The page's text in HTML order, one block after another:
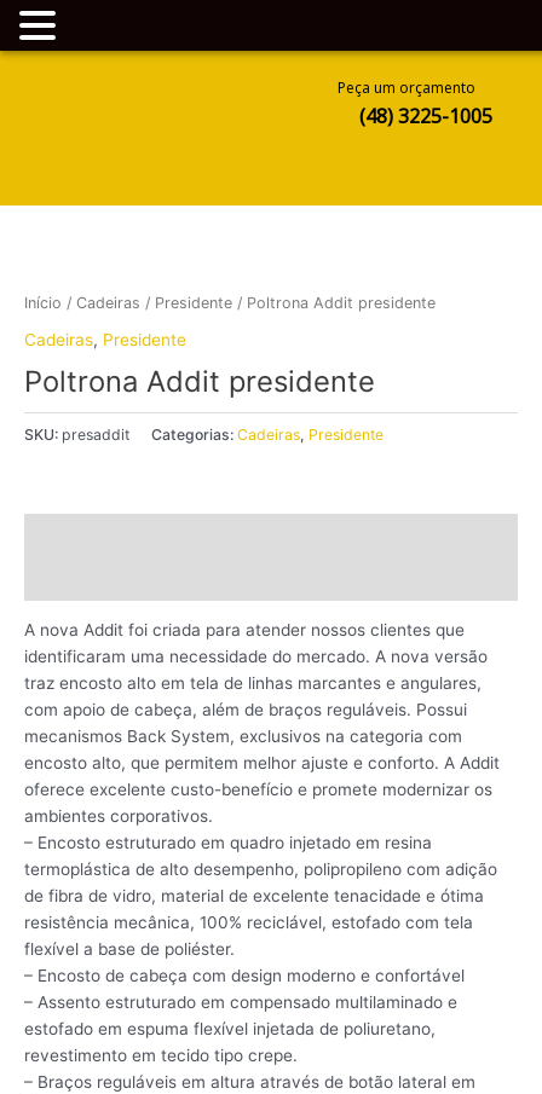
Peça um orçamento
(48) 3225-1005
Início / Cadeiras / Presidente / Poltrona Addit presidente
Cadeiras, Presidente
Poltrona Addit presidente
SKU: presaddit Categorias: Cadeiras, Presidente
A nova Addit foi criada para atender nossos clientes que
identificaram uma necessidade do mercado. A nova versão
traz encosto alto em tela de linhas marcantes e angulares,
com apoio de cabeça, além de braços reguláveis. Possui
mecanismos Back System, exclusivos na categoria com
encosto alto, que permitem melhor ajuste e conforto. A Addit
oferece excelente custo-benefício e promete modernizar os
ambientes corporativos.
– Encosto estruturado em quadro injetado em resina
termoplástica de alto desempenho, polipropileno com adição
de fibra de vidro, material de excelente tenacidade e ótima
resistência mecânica, 100% reciclável, estofado com tela
flexível a base de poliéster.
– Encosto de cabeça com design moderno e confortável
– Assento estruturado em compensado multilaminado e
estofado em espuma flexível injetada de poliuretano,
revestimento em tecido tipo crepe.
– Braços reguláveis em altura através de botão lateral em